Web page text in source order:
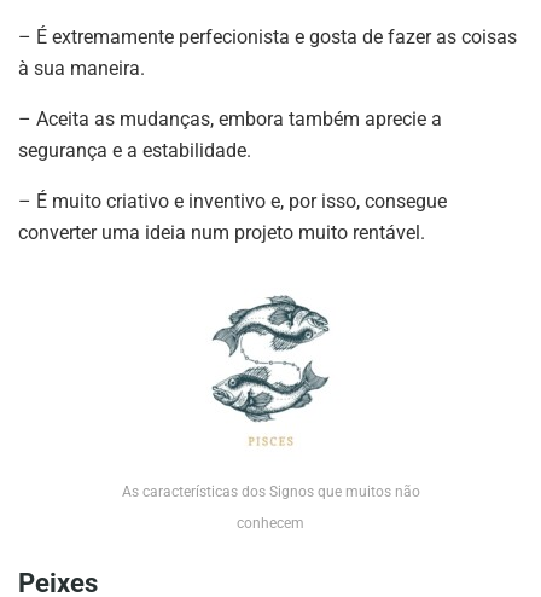
– É extremamente perfecionista e gosta de fazer as coisas
à sua maneira.
– Aceita as mudanças, embora também aprecie a
segurança e a estabilidade.
– É muito criativo e inventivo e, por isso, consegue
converter uma ideia num projeto muito rentável.
As características dos Signos que muitos não
conhecem
Peixes